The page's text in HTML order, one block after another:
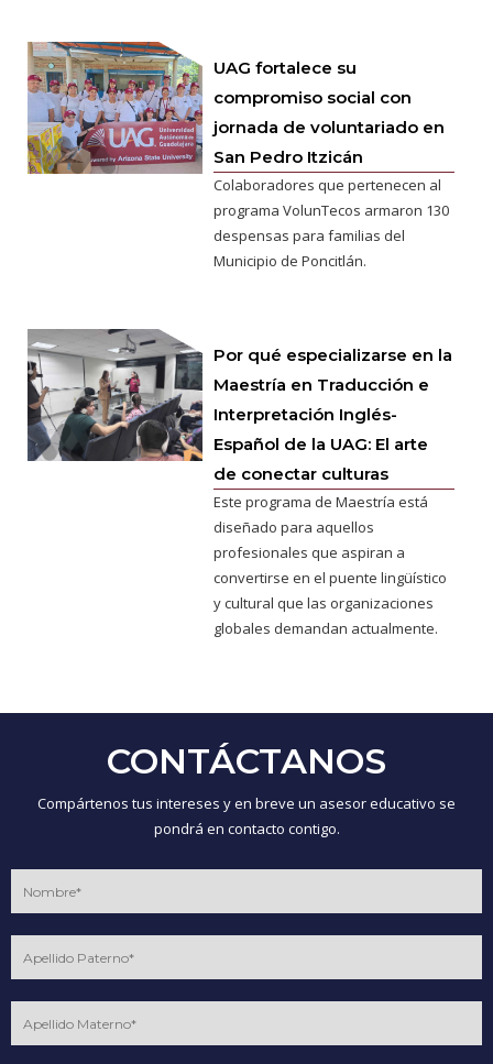
UAG fortalece su
compromiso social con
jornada de voluntariado en
San Pedro Itzicán
Colaboradores que pertenecen al
programa VolunTecos armaron 130
despensas para familias del
Municipio de Poncitlán.
Por qué especializarse en la
Maestría en Traducción e
Interpretación Inglés-
Español de la UAG: El arte
de conectar culturas
Este programa de Maestría está
diseñado para aquellos
profesionales que aspiran a
convertirse en el puente lingüístico
y cultural que las organizaciones
globales demandan actualmente.
CONTÁCTANOS
Compártenos tus intereses y en breve un asesor educativo se
pondrá en contacto contigo.